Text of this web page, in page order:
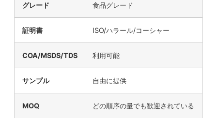
グレード 食品グレード
証明書 ISO/ハラール/コーシャー
COA/MSDS/TDS 利用可能
サンプル 自由に提供
MOQ どの順序の量でも歓迎されている